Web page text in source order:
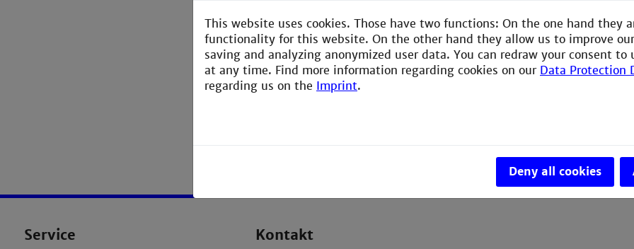
> Die Ableitung reeller Funktionen als Grenzwert, Lineare Näherung
> Das bestimmte Integral (Fläche unter der Kurve) reeller Funktionen
> Der Hauptsatz der Differential- und Integralrechnung
> Ausbau des Differential-und Integralkalküls: Ableitungsregeln,
> Kurvendiskussion, Extremwertstellen, Implizites Differenzieren,
Probleme durch Differentiale und Integralansatz
Service Kontakt
This website uses cookies. Those have two functions: On the one hand they
functionality for this website. On the other hand they allow us to improve
saving and analyzing anonymized user data. You can redraw your consent to
at any time. Find more information regarding cookies on our Data Protection
regarding us on the Imprint.
Deny all cookies